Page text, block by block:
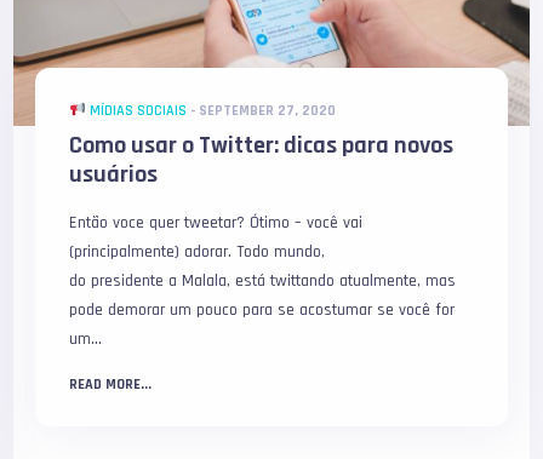
MÍDIAS SOCIAIS - SEPTEMBER 27, 2020
Como usar o Twitter: dicas para novos
usuários
Então voce quer tweetar? Ótimo – você vai
(principalmente) adorar. Todo mundo,
do presidente a Malala, está twittando atualmente, mas
pode demorar um pouco para se acostumar se você for
um...
READ MORE...